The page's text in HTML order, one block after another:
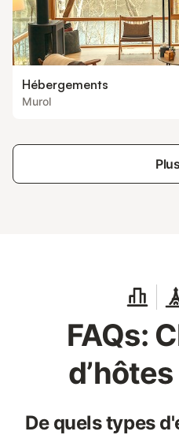
Hébergements
Murol
Plus
FAQs:
De quels types